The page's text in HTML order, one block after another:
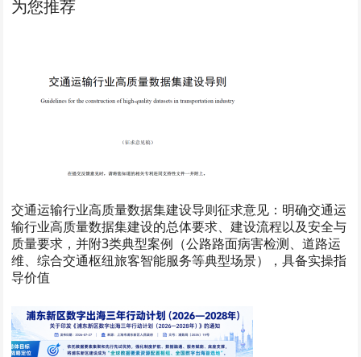
为您推荐
交通运输行业高质量数据集建设导则征求意见：明确交通运
输行业高质量数据集建设的总体要求、建设流程以及安全与
质量要求，并附3类典型案例（公路路面病害检测、道路运
维、综合交通枢纽旅客智能服务等典型场景），具备实操指
导价值